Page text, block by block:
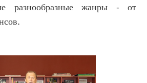
разнообразные жанры - от